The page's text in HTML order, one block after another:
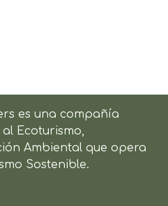
es una compañía
Ecoturismo,
Ambiental que opera
Sostenible.